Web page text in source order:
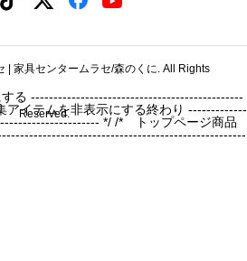
| 家具センタームラセ/森のくに. All Rights
Reserved.
る -----------------------------------------------
イテムを非表示にする終わり -------------
*/ /* トップページ商品